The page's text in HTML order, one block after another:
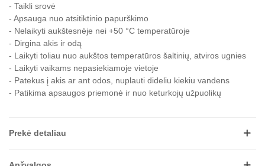
- Taikli srovė
- Apsauga nuo atsitiktinio papurškimo
- Nelaikyti aukštesnėje nei +50 °C temperatūroje
- Dirgina akis ir odą
- Laikyti toliau nuo aukštos temperatūros šaltinių, atviros ugnies
- Laikyti vaikams nepasiekiamoje vietoje
- Patekus į akis ar ant odos, nuplauti dideliu kiekiu vandens
- Patikima apsaugos priemonė ir nuo keturkojų užpuolikų
Prekė detaliau